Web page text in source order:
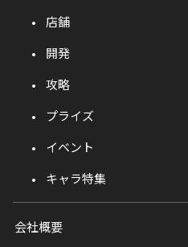
店舗
開発
攻略
プライズ
イベント
キャラ特集
会社概要